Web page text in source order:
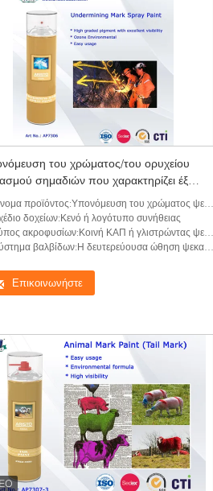
του χρώματος/του ορυχείου
σημαδιών που χαρακτηρίζει έξω
& τον άφλεκτο δείκτη
προϊόντος:Υπονόμευση του χρώματος ψεκασμού σημαδιών
δοχείων:Κενό ή λογότυπο συνήθειας
ακροφυσίων:Κοινή ΚΑΠ ή γλιστρώντας ψεκασμός ΚΑΠ ασφάλειας
βαλβίδων:Η δευτερεύουσα ώθηση ψεκασμού ΚΑΠ ανέστρεψε όλο το σύστημα βαλβίδων κατεύθυνσης
Επικοινωνήστε